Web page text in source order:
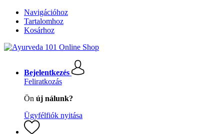
Navigációhoz
Tartalomhoz
Kosárhoz
Bejelentkezés
Feliratkozás
Ön új nálunk?
Ügyfélfiók nyitása